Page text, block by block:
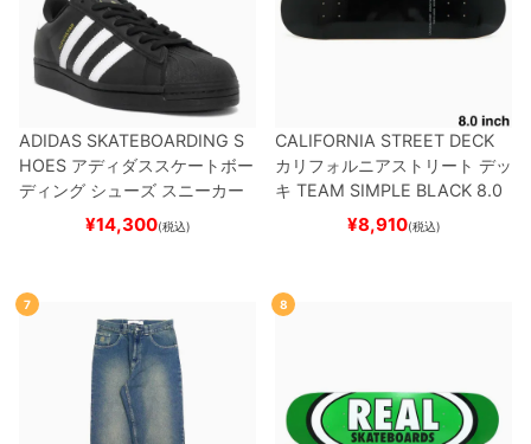
ADIDAS SKATEBOARDING S
HOES アディダススケートボー
ディング シューズ スニーカー
スーパースターSUPERSTAR A
BLACK/WHITE/WHITE
ー
¥14,300(税込)
CALIFORNIA STREET DECK
カリフォルニアストリート デッ
キ TEAM SIMPLE BLACK 8.0
ブランク（BBS / GENERATO
スケートボード スケボー
¥8,910(税込)
7 8